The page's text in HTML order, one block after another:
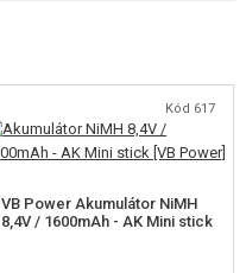
Kód 617
VB Power Akumulátor NiMH
8,4V / 1600mAh - AK Mini stick